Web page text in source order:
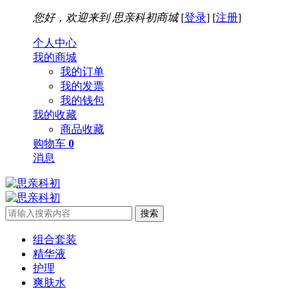
您好，欢迎来到 思亲科初商城[登录] [注册]
个人中心
我的商城
我的订单
我的发票
我的钱包
我的收藏
商品收藏
购物车 0
消息
搜索
组合套装
精华液
护理
爽肤水